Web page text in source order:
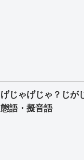
げじゃげじゃ？じが
態語・擬音語